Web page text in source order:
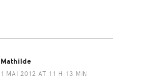
Mathilde
1 MAI 2012 AT 11 H 13 MIN